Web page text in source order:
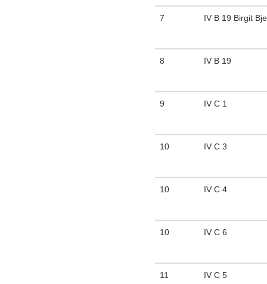
7 IV B 19 Birgit
8 IV B 19
9 IV C 1
10 IV C 3
10 IV C 4
10 IV C 6
11 IV C 5